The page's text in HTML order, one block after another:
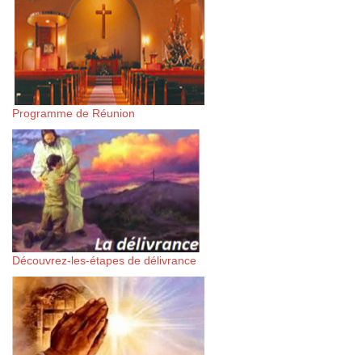
Programme de Réunion
Découvrez-les-étapes de délivrance